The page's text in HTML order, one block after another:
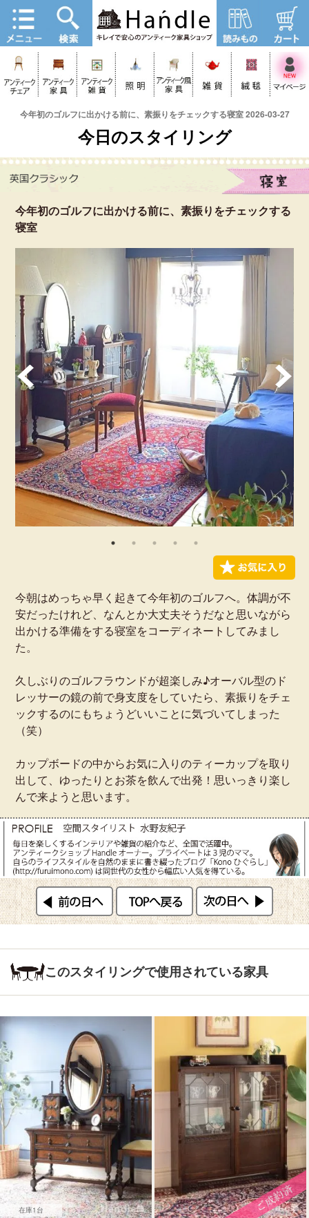
今年初のゴルフに出かける前に、素振りをチェックする寝室 2026-03-27
今日のスタイリング
今年初のゴルフに出かける前に、素振りをチェックする
寝室
今朝はめっちゃ早く起きて今年初のゴルフへ。体調が不
安だったけれど、なんとか大丈夫そうだなと思いながら
出かける準備をする寝室をコーディネートしてみまし
た。
久しぶりのゴルフラウンドが超楽しみ♪オーバル型のド
レッサーの鏡の前で身支度をしていたら、素振りをチェ
ックするのにもちょうどいいことに気づいてしまった
（笑）
カップボードの中からお気に入りのティーカップを取り
出して、ゆったりとお茶を飲んで出発！思いっきり楽し
んで来ようと思います。
このスタイリングで使用されている家具
在庫1台